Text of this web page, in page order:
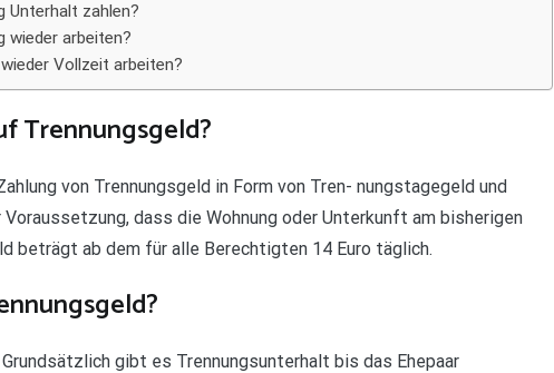
Unterhalt zahlen?
wieder arbeiten?
Vollzeit arbeiten?
Trennungsgeld?
von Trennungsgeld in Form von Tren- nungstagegeld und
dass die Wohnung oder Unterkunft am bisherigen
beträgt ab dem für alle Berechtigten 14 Euro täglich.
gibt es Trennungsunterhalt bis das Ehepaar